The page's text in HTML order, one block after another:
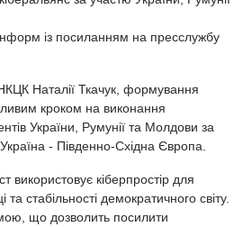
із посиланням на пресслужбу
Наталії Ткачук, формування
кроком на виконання
України, Румунії та Молдови за
- Південно-Східна Європа.
використовує кіберпростір для
та стабільності демократичного світу.
що дозволить посилити